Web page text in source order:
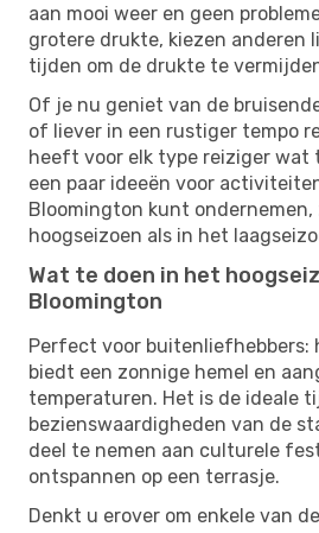
aan mooi weer en geen
grotere drukte, kiezen anderen
tijden om de drukte te
Of je nu geniet van de
of liever in een rustiger tempo
heeft voor elk type reiziger wat
een paar ideeën voor
Bloomington kunt ondernemen,
hoogseizoen als in het
Wat te doen in het
Bloomington
Perfect voor buitenliefhebbers:
biedt een zonnige hemel en
temperaturen. Het is de ideale
bezienswaardigheden van de
deel te nemen aan culturele
ontspannen op een terrasje.
Denkt u erover om enkele van